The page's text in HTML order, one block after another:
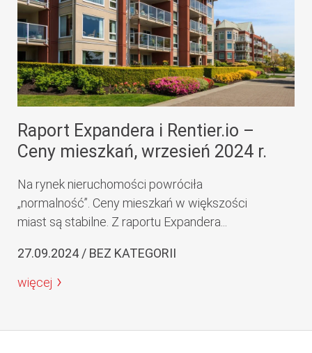
Raport Expandera i Rentier.io –
Ceny mieszkań, wrzesień 2024 r.
Na rynek nieruchomości powróciła
„normalność”. Ceny mieszkań w większości
miast są stabilne. Z raportu Expandera...
27.09.2024 / BEZ KATEGORII
więcej